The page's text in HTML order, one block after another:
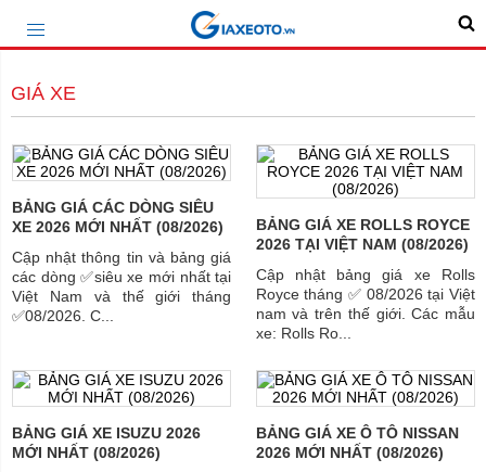
GIÁ XE
BẢNG GIÁ CÁC DÒNG SIÊU
XE 2026 MỚI NHẤT (08/2026)
Cập nhật thông tin và bảng giá
các dòng ✅siêu xe mới nhất tại
Việt Nam và thế giới tháng
✅08/2026. C...
BẢNG GIÁ XE ROLLS ROYCE
2026 TẠI VIỆT NAM (08/2026)
Cập nhật bảng giá xe Rolls
Royce tháng ✅ 08/2026 tại Việt
nam và trên thế giới. Các mẫu
xe: Rolls Ro...
BẢNG GIÁ XE ISUZU 2026
MỚI NHẤT (08/2026)
BẢNG GIÁ XE Ô TÔ NISSAN
2026 MỚI NHẤT (08/2026)